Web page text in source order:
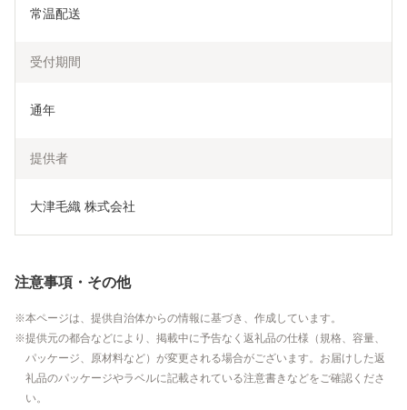
常温配送
受付期間
通年
提供者
大津毛織 株式会社
注意事項・その他
本ページは、提供自治体からの情報に基づき、作成しています。
提供元の都合などにより、掲載中に予告なく返礼品の仕様（規格、容量、
パッケージ、原材料など）が変更される場合がございます。お届けした返
礼品のパッケージやラベルに記載されている注意書きなどをご確認くださ
い。